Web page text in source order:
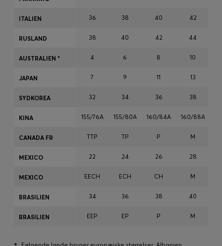
FAQ & Hjælp
Find butik
36 38 40 42
38 40 42 44
4 6 8 10
7 9 11 13
32 34 36 38
155/76A 155/80A 160/84A 160/88A
TTP TP P M
22 24 26 28
EECH ECH CH M
34 36 38 40
EEP EP P M
ITALIEN
RUSLAND
AUSTRALIEN *
JAPAN
SYDKOREA
KINA
CANADA FR
MEXICO
MEXICO
BRASILIEN
BRASILIEN